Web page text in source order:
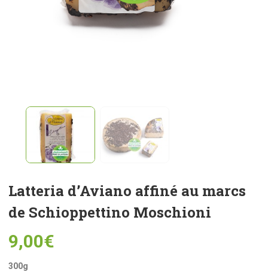
Latteria d’Aviano affiné au marcs
de Schioppettino Moschioni
9,00€
300g